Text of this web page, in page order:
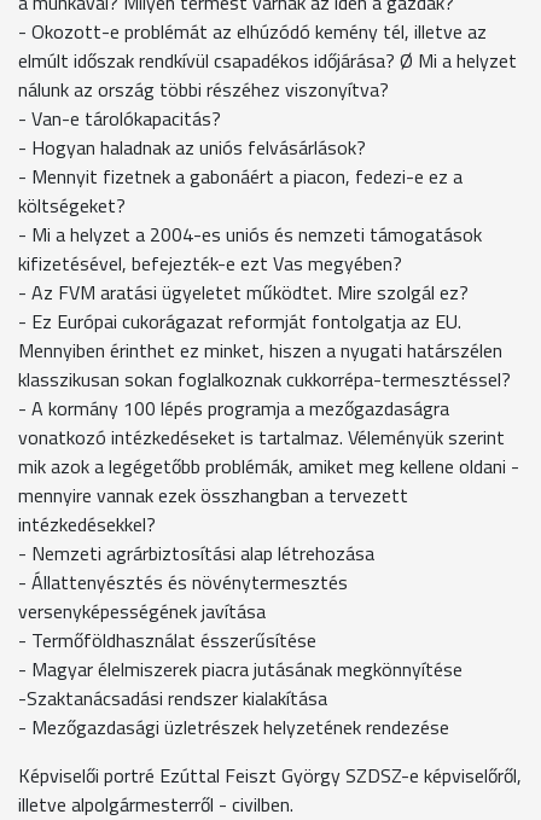
- Okozott-e problémát az elhúzódó kemény tél, illetve az
elmúlt időszak rendkívül csapadékos időjárása? Ø Mi a helyzet
nálunk az ország többi részéhez viszonyítva?
- Van-e tárolókapacitás?
- Hogyan haladnak az uniós felvásárlások?
- Mennyit fizetnek a gabonáért a piacon, fedezi-e ez a
költségeket?
- Mi a helyzet a 2004-es uniós és nemzeti támogatások
kifizetésével, befejezték-e ezt Vas megyében?
- Az FVM aratási ügyeletet működtet. Mire szolgál ez?
- Ez Európai cukorágazat reformját fontolgatja az EU.
Mennyiben érinthet ez minket, hiszen a nyugati határszélen
klasszikusan sokan foglalkoznak cukkorrépa-termesztéssel?
- A kormány 100 lépés programja a mezőgazdaságra
vonatkozó intézkedéseket is tartalmaz. Véleményük szerint
mik azok a legégetőbb problémák, amiket meg kellene oldani -
mennyire vannak ezek összhangban a tervezett
intézkedésekkel?
- Nemzeti agrárbiztosítási alap létrehozása
- Állattenyésztés és növénytermesztés
versenyképességének javítása
- Termőföldhasználat ésszerűsítése
- Magyar élelmiszerek piacra jutásának megkönnyítése
-Szaktanácsadási rendszer kialakítása
- Mezőgazdasági üzletrészek helyzetének rendezése
Képviselői portré Ezúttal Feiszt György SZDSZ-e képviselőről,
illetve alpolgármesterről - civilben.